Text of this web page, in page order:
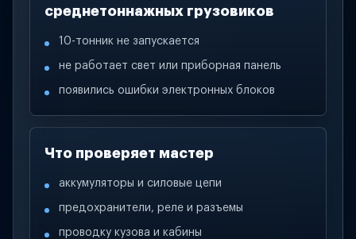
среднетоннажных грузовиков
10-тонник не запускается
не работает свет или приборная панель
появились ошибки электронных блоков
Что проверяет мастер
аккумуляторы и силовые цепи
предохранители, реле и разъемы
проводку кузова и кабины